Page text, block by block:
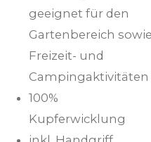
geeignet für den
Gartenbereich
Freizeit- und
Campingaktivitäten
100%
Kupferwicklung